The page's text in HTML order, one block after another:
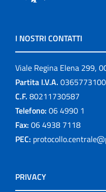
I NOSTRI CONTATTI
Viale Regina Elena 299,
Partita I.V.A.
C.F. 80211730587
Telefono: 06 4990 1
Fax: 06 4938 7118
PEC:
PRIVACY